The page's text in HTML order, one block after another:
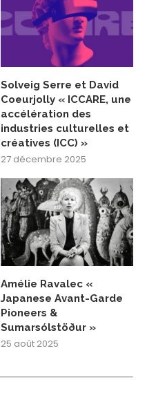
Solveig Serre et David
Coeurjolly « ICCARE, une
accélération des
industries culturelles et
créatives (ICC) »
27 décembre 2025
Amélie Ravalec «
Japanese Avant-Garde
Pioneers &
Sumarsólstöður »
25 août 2025